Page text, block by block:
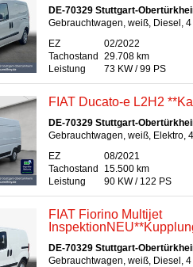
DE-70329 Stuttgart-
Gebrauchtwagen, weiß, Diesel,
EZ
02/2022
Tachostand
29.708 km
Leistung
73 KW / 99 PS
FIAT Ducato-e L2H2
DE-70329 Stuttgart-
Gebrauchtwagen, weiß, Elektro,
EZ
08/2021
Tachostand
15.500 km
Leistung
90 KW / 122 PS
FIAT Fiorino Multijet
DE-70329 Stuttgart-
Gebrauchtwagen, weiß, Diesel,